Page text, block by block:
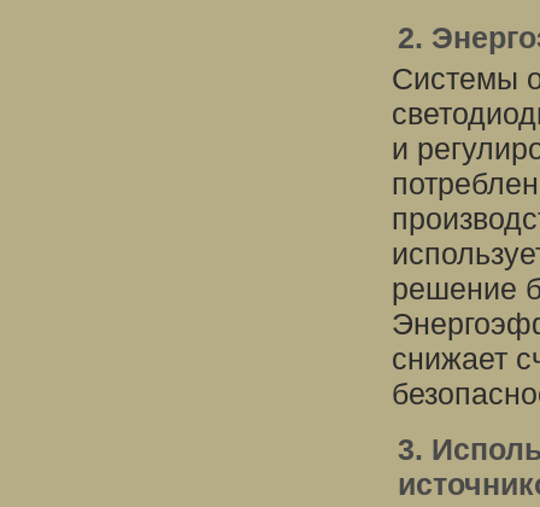
2.
Системы
и
решение
снижает
3.